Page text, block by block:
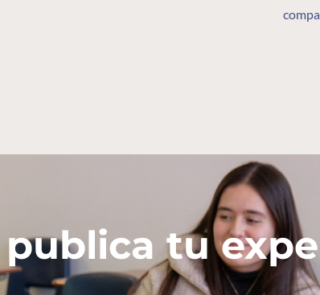
publica tu